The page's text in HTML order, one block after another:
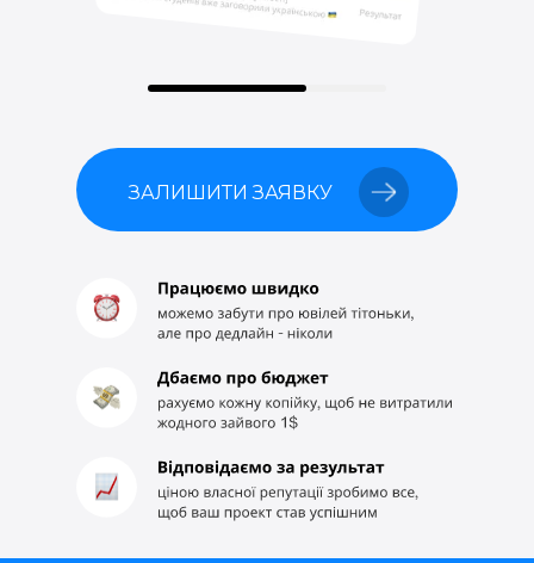
ЗАЛИШИТИ ЗАЯВКУ